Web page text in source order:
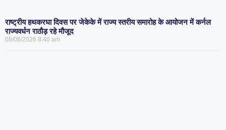
राष्ट्रीय हथकरघा दिवस पर जेकेके में राज्य स्तरीय समारोह के आयोजन में कर्नल
राज्यवर्धन राठौड़ रहे मौजूद
08/08/2026 8:40 am